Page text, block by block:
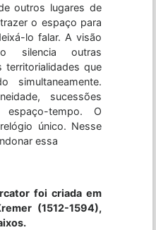
outros lugares de
o espaço para
lo falar. A visão
silencia outras
territorialidades que
simultaneamente.
sucessões
tempo. O
único. Nesse
essa
foi criada em
(1512-1594),